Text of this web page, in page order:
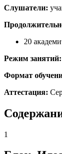
Слушатели:
20
Режим занятий:
Формат
Аттестация:
1